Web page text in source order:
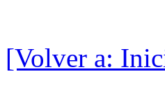
[Volver a: